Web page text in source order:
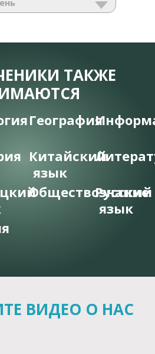
ТАКЖЕ
География
Китайский
язык
Обществознание
Русский
язык
ВИДЕО О НАС